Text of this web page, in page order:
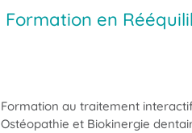
Formation en
Formation au traitement
Ostéopathie et Biokinergie